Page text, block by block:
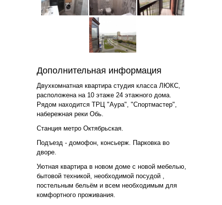
Дополнительная информация
Двухкомнатная квартира студия класса ЛЮКС,
расположена на 10 этаже 24 этажного дома.
Рядом находится ТРЦ "Аура", "Спортмастер",
набережная реки Обь.
Станция метро Октябрьская.
Подъезд - домофон, консьерж. Парковка во
дворе.
Уютная квартира в новом доме с новой мебелью,
бытовой техникой, необходимой посудой ,
постельным бельём и всем необходимым для
комфортного проживания.